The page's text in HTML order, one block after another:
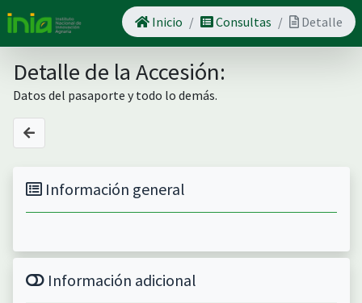
Inicio Consultas Detalle
Detalle de la Accesión:
Datos del pasaporte y todo lo demás.
Información general
Información adicional